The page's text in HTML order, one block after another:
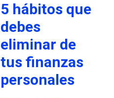
5 hábitos que
debes
eliminar de
tus finanzas
personales